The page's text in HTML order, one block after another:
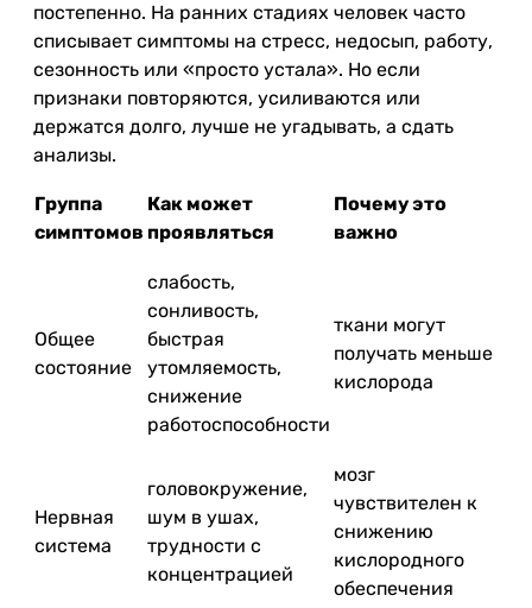
постепенно. На ранних стадиях человек часто
списывает симптомы на стресс, недосып, работу,
сезонность или «просто устала». Но если
признаки повторяются, усиливаются или
держатся долго, лучше не угадывать, а сдать
анализы.
Группа
симптомов
Как может
проявляться
Почему это
важно
Общее
состояние
слабость,
сонливость,
быстрая
утомляемость,
снижение
работоспособности
ткани могут
получать меньше
кислорода
Нервная
система
головокружение,
шум в ушах,
трудности с
концентрацией
мозг
чувствителен к
снижению
кислородного
обеспечения